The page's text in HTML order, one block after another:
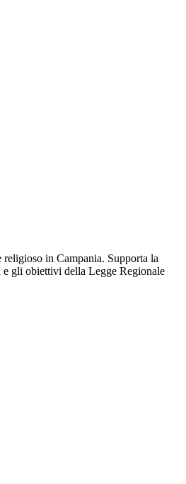
in Campania. Supporta la
gli obiettivi della Legge Regionale